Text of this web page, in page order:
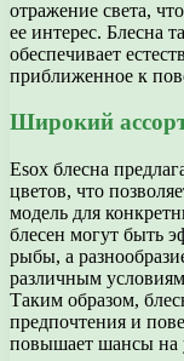
отражение света,
ее интерес. Блесна
обеспечивает
приближенное к
Широкий
Esox блесна
цветов, что
модель для
блесен могут быть
рыбы, а
различным
Таким образом,
предпочтения и
повышает шансы на